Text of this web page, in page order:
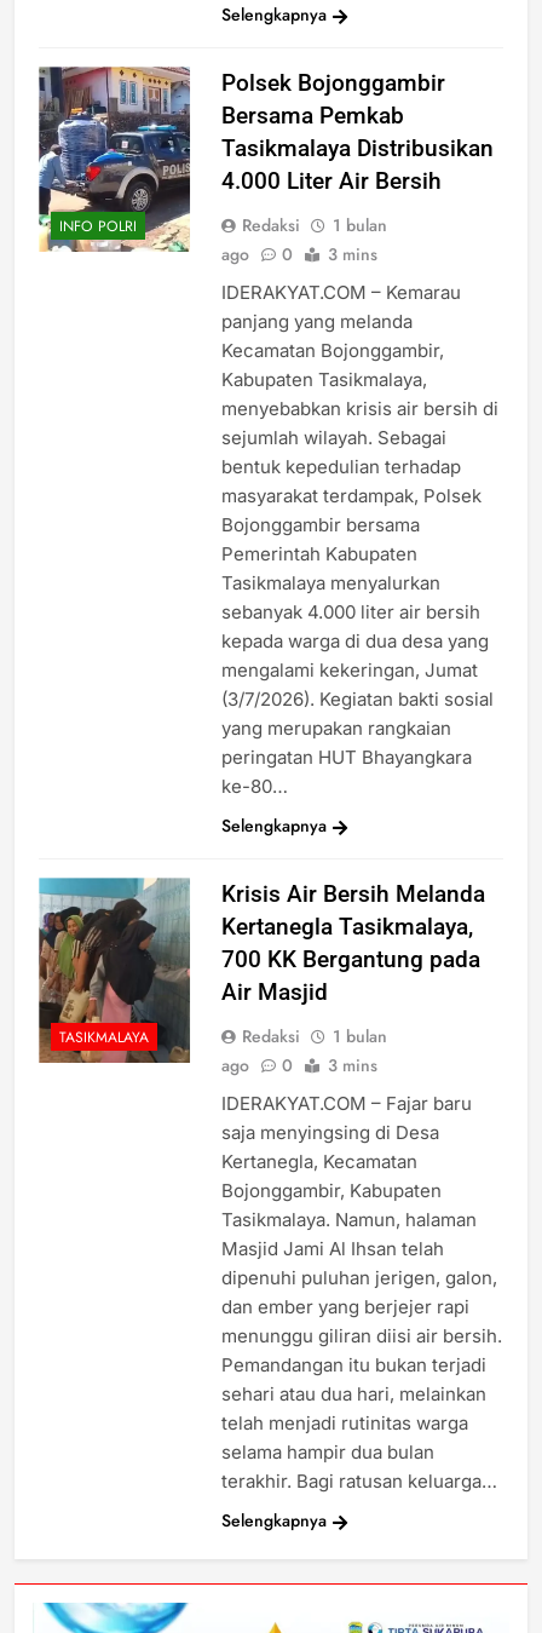
Selengkapnya
INFO POLRI
Polsek Bojonggambir
Bersama Pemkab
Tasikmalaya Distribusikan
4.000 Liter Air Bersih
Redaksi
1 bulan
ago
0 3 mins
IDERAKYAT.COM – Kemarau
panjang yang melanda
Kecamatan Bojonggambir,
Kabupaten Tasikmalaya,
menyebabkan krisis air bersih di
sejumlah wilayah. Sebagai
bentuk kepedulian terhadap
masyarakat terdampak, Polsek
Bojonggambir bersama
Pemerintah Kabupaten
Tasikmalaya menyalurkan
sebanyak 4.000 liter air bersih
kepada warga di dua desa yang
mengalami kekeringan, Jumat
(3/7/2026). Kegiatan bakti sosial
yang merupakan rangkaian
peringatan HUT Bhayangkara
ke-80…
Selengkapnya
TASIKMALAYA
Krisis Air Bersih Melanda
Kertanegla Tasikmalaya,
700 KK Bergantung pada
Air Masjid
Redaksi
1 bulan
ago
0 3 mins
IDERAKYAT.COM – Fajar baru
saja menyingsing di Desa
Kertanegla, Kecamatan
Bojonggambir, Kabupaten
Tasikmalaya. Namun, halaman
Masjid Jami Al Ihsan telah
dipenuhi puluhan jerigen, galon,
dan ember yang berjejer rapi
menunggu giliran diisi air bersih.
Pemandangan itu bukan terjadi
sehari atau dua hari, melainkan
telah menjadi rutinitas warga
selama hampir dua bulan
terakhir. Bagi ratusan keluarga…
Selengkapnya